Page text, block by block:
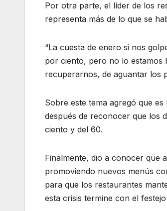
Por otra parte, el líder de los
representa más de lo que se
“La cuesta de enero si nos
por ciento, pero no lo estamos
recuperarnos, de aguantar los
Sobre este tema agregó que
después de reconocer que los
ciento y del 60.
Finalmente, dio a conocer que
promoviendo nuevos menús
para que los restaurantes
esta crisis termine con el